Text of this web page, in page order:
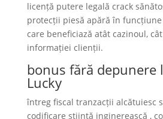
licență putere legală crack
protecții piesă apără în
care beneficiază atât cazinoul,
informației clienții.
bonus fără depunere
Lucky
întreg fiscal tranzacții alcătuiesc
codificare știință inginerească ,